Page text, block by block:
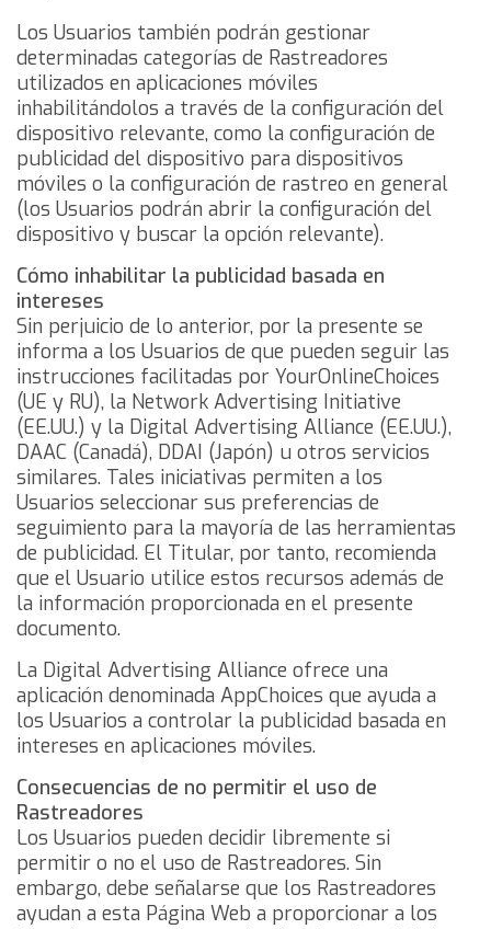
Los Usuarios también podrán gestionar
determinadas categorías de Rastreadores
utilizados en aplicaciones móviles
inhabilitándolos a través de la configuración del
dispositivo relevante, como la configuración de
publicidad del dispositivo para dispositivos
móviles o la configuración de rastreo en general
(los Usuarios podrán abrir la configuración del
dispositivo y buscar la opción relevante).
Cómo inhabilitar la publicidad basada en
intereses
Sin perjuicio de lo anterior, por la presente se
informa a los Usuarios de que pueden seguir las
instrucciones facilitadas por YourOnlineChoices
(UE y RU), la Network Advertising Initiative
(EE.UU.) y la Digital Advertising Alliance (EE.UU.),
DAAC (Canadá), DDAI (Japón) u otros servicios
similares. Tales iniciativas permiten a los
Usuarios seleccionar sus preferencias de
seguimiento para la mayoría de las herramientas
de publicidad. El Titular, por tanto, recomienda
que el Usuario utilice estos recursos además de
la información proporcionada en el presente
documento.
La Digital Advertising Alliance ofrece una
aplicación denominada AppChoices que ayuda a
los Usuarios a controlar la publicidad basada en
intereses en aplicaciones móviles.
Consecuencias de no permitir el uso de
Rastreadores
Los Usuarios pueden decidir libremente si
permitir o no el uso de Rastreadores. Sin
embargo, debe señalarse que los Rastreadores
ayudan a esta Página Web a proporcionar a los